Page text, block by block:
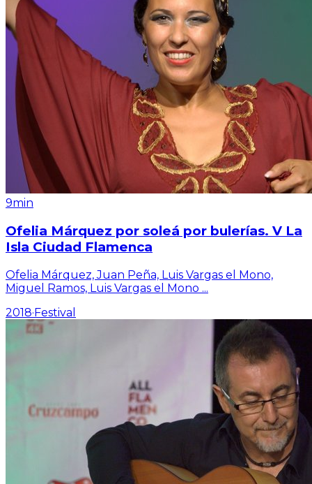
9min
Ofelia Márquez por soleá por bulerías. V La
Isla Ciudad Flamenca
Ofelia Márquez, Juan Peña, Luis Vargas el Mono,
Miguel Ramos, Luis Vargas el Mono ...
2018·Festival